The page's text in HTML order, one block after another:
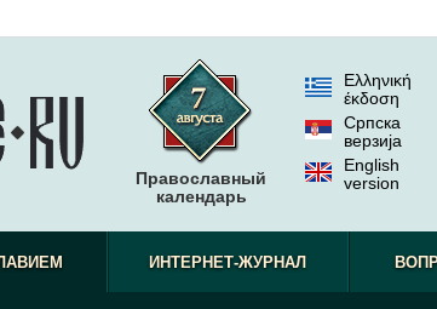
Православный
календарь
Ελληνική
έκδοση
Српска
верзиjа
English
version
ИНТЕРНЕТ-ЖУРНАЛ